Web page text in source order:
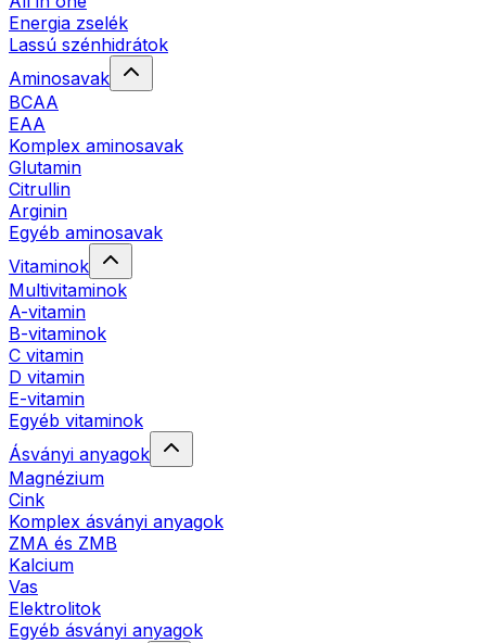
Energia zselék
Lassú szénhidrátok
Aminosavak
BCAA
EAA
Komplex aminosavak
Glutamin
Citrullin
Arginin
Egyéb aminosavak
Vitaminok
Multivitaminok
A-vitamin
B-vitaminok
C vitamin
D vitamin
E-vitamin
Egyéb vitaminok
Ásványi anyagok
Magnézium
Cink
Komplex ásványi anyagok
ZMA és ZMB
Kalcium
Vas
Elektrolitok
Egyéb ásványi anyagok